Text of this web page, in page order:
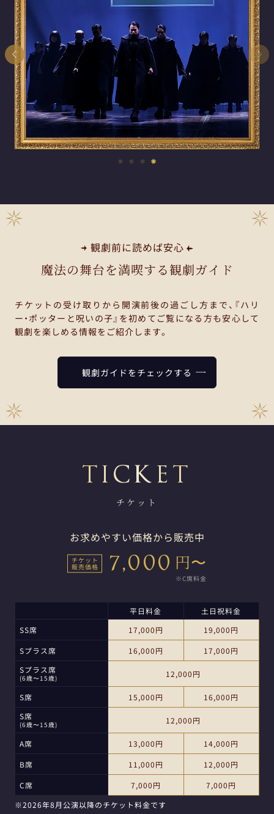
観劇前に読めば安心
魔法の舞台を満喫する観劇ガイド
チケットの受け取りから開演前後の過ごし方まで、『ハリ
ー・ポッターと呪いの子』を初めてご覧になる方も安心して
観劇を楽しめる情報をご紹介します。
観劇ガイドをチェックする
チケット
お求めやすい価格から販売中
チケット
販売価格 7,000 円〜
平日料金
土日祝料金
SS席
17,000円
19,000円
Sプラス席
16,000円
17,000円
Sプラス席
(6歳〜15歳) 12,000円
S席 15,000円
16,000円
S席
(6歳〜15歳) 12,000円
A席 13,000円
14,000円
B席
11,000円
12,000円
C席
7,000円
7,000円
※2026年8月公演以降のチケット料金です